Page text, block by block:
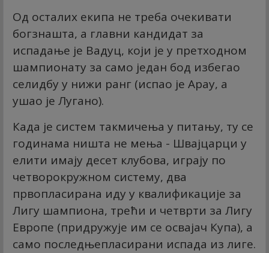
Од осталих екипа не треба очекивати
богзнашта, а главни кандидат за
испадање је Вадуц, који је у претходном
шампионату за само један бод избегао
селидбу у нижи ранг (испао је Арау, а
ушао је Лугано).
Када је систем такмичења у питању, ту се
годинама ништа не мења - Швајцарци у
елити имају десет клубова, играју по
четворокружном систему, два
првопласирана иду у квалификације за
Лигу шампиона, трећи и четврти за Лигу
Европе (придружује им се освајач Купа), а
само последњепласирани испада из лиге.